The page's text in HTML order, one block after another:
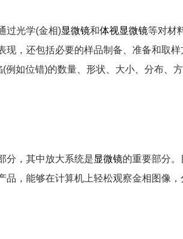
过光学(金相)显微镜和体视显微镜等对材
，还包括必要的样品制备、准备和取
如位错)的数量、形状、大小、分布、
分，其中放大系统是显微镜的重要部分
，能够在计算机上轻松观察金相图像，